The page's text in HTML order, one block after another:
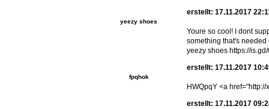
yeezy shoes
erstellt: 17.11.2017
Youre so cool! I dont
something that's
yeezy shoes https://
fpqhok
erstellt: 17.11.2017
HWQpqY <a
erstellt: 17.11.2017